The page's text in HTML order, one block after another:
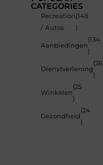
CATEGORIES
Recreation
/ Autos
(148
)
Aanbiedingen
(134
)
Dienstverlening
(26
)
Winkelen
(25
)
Gezondheid
(24
)